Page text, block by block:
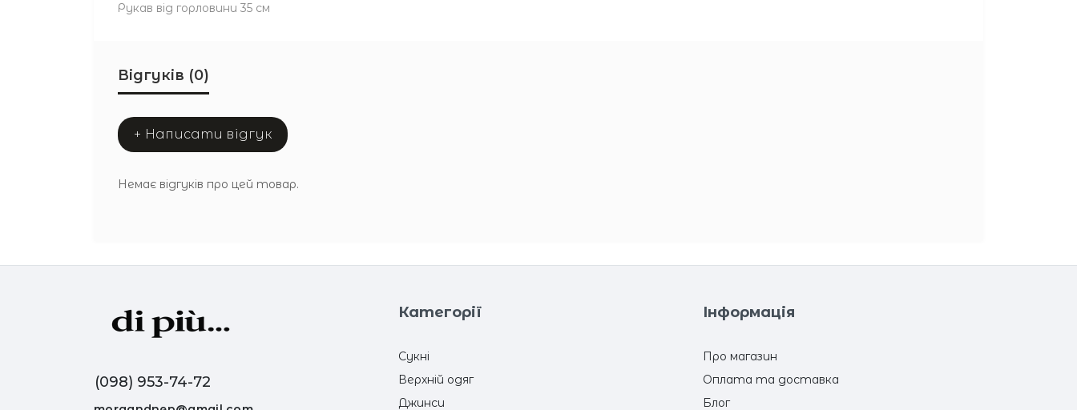
Рукав від горловини 35 см
Відгуків (0)
+ Написати відгук
Немає відгуків про цей товар.
(098) 953-74-72
Категорії
Сукні
Верхній одяг
Джинси
Інформація
Про магазин
Оплата та доставка
Блог